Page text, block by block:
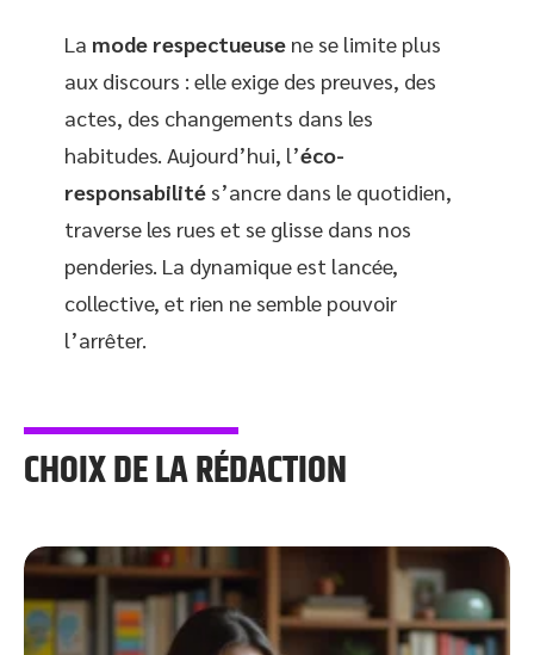
La mode respectueuse ne se limite plus
aux discours : elle exige des preuves, des
actes, des changements dans les
habitudes. Aujourd’hui, l’éco-
responsabilité s’ancre dans le quotidien,
traverse les rues et se glisse dans nos
penderies. La dynamique est lancée,
collective, et rien ne semble pouvoir
l’arrêter.
CHOIX DE LA RÉDACTION